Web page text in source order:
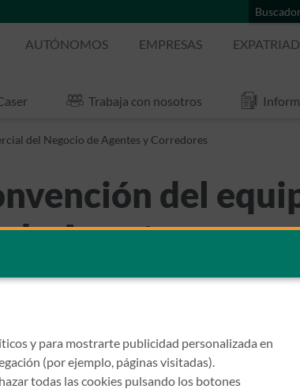
Buscador
AUTÓNOMOS EMPRESAS
Trabaja con nosotros
del Negocio de Agentes y Corredores
del
Agentes y
y para mostrarte publicidad personalizada en
(por ejemplo, páginas visitadas).
todas las cookies pulsando los botones